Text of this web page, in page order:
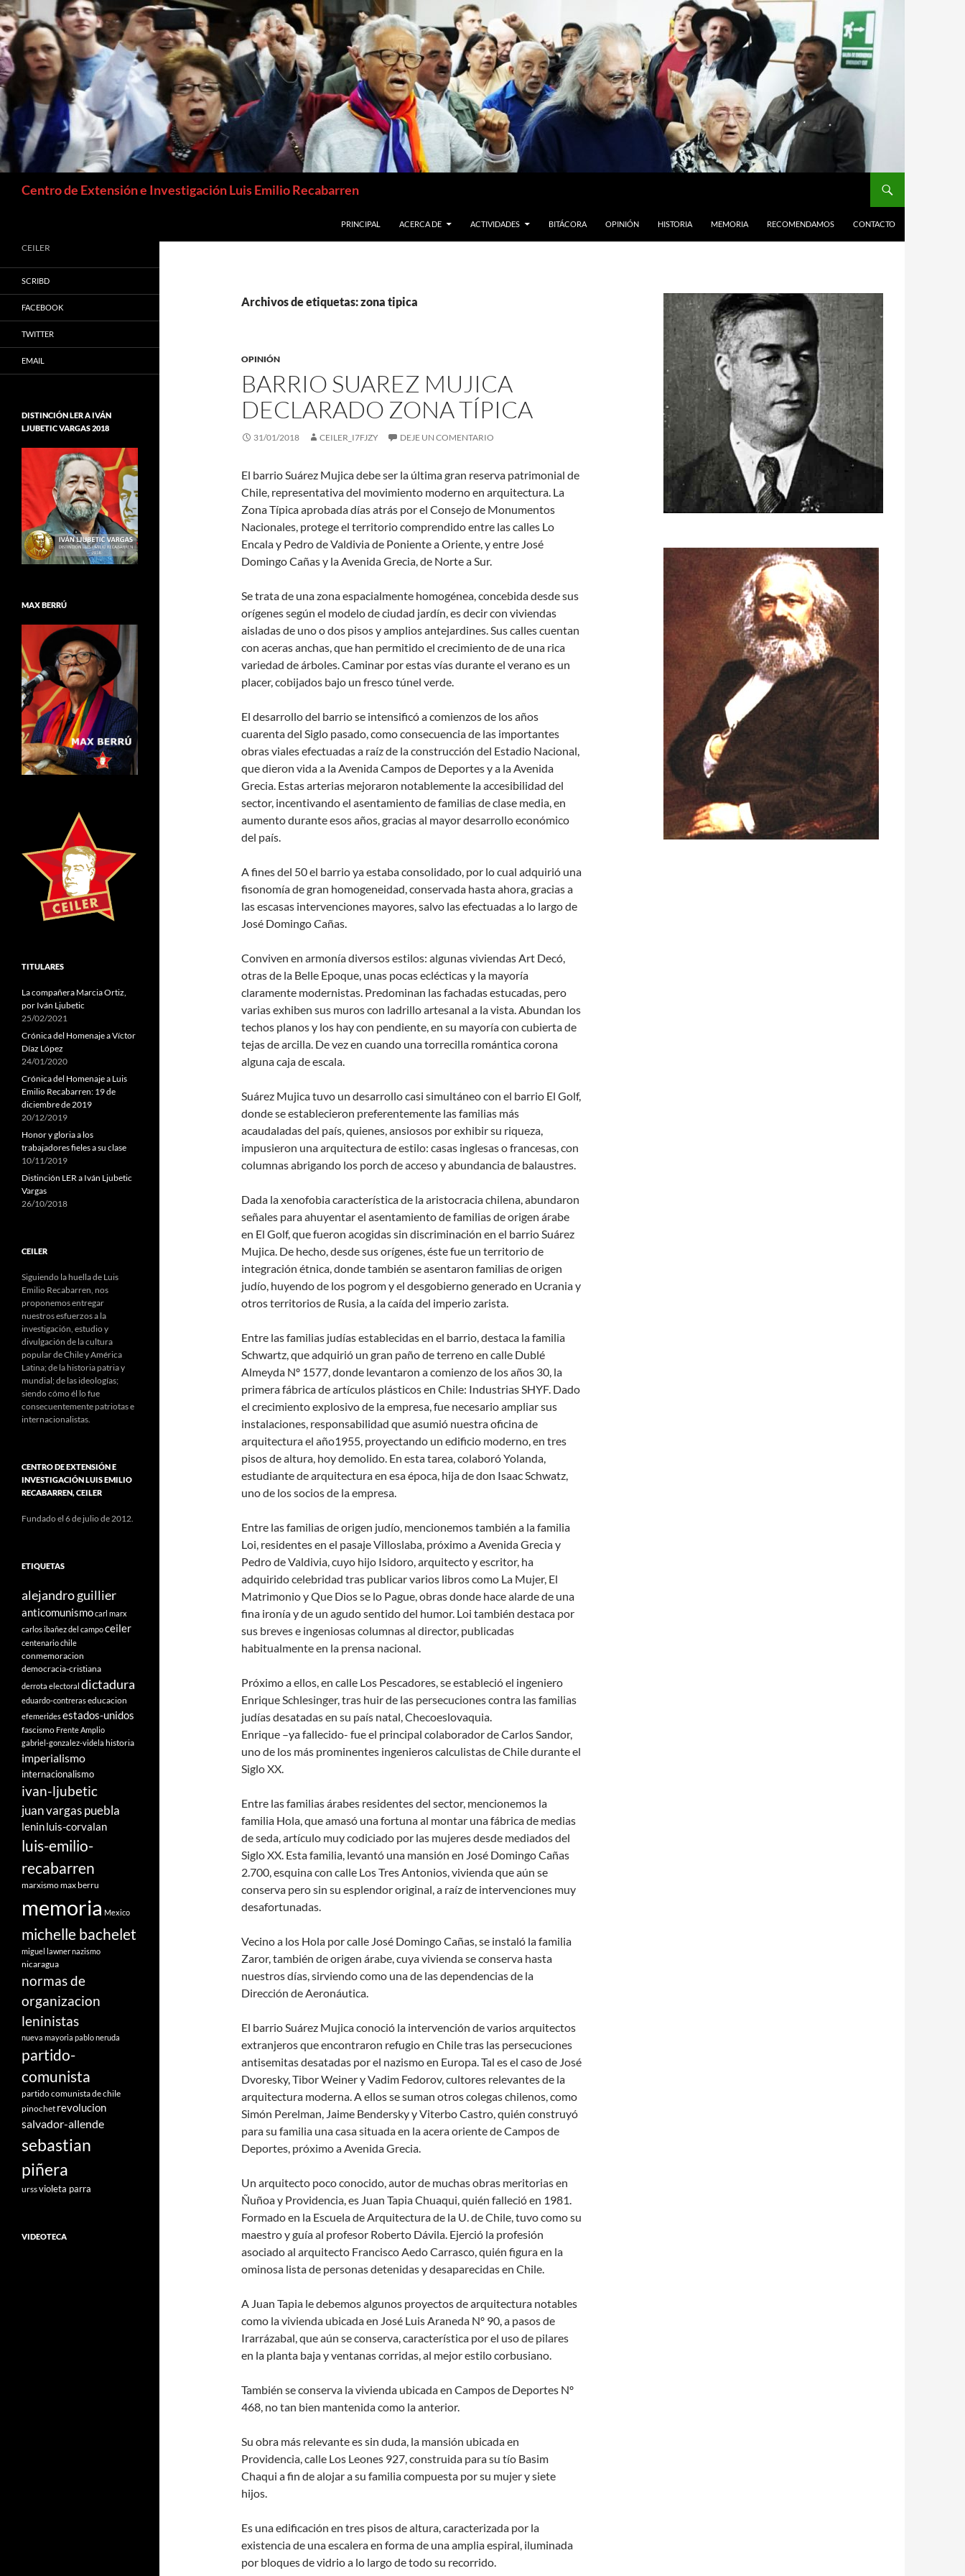
Centro de Extensión e Investigación Luis Emilio Recabarren
PRINCIPAL
ACERCA DE ACTIVIDADES BITÁCORA OPINIÓN HISTORIA MEMORIA RECOMENDAMOS CONTACTO
Archivos de etiquetas: zona tipica
OPINIÓN
BARRIO SUAREZ MUJICA
DECLARADO ZONA TÍPICA
31/01/2018 CEILER_I7FJZY DEJE UN COMENTARIO
El barrio Suárez Mujica debe ser la última gran reserva patrimonial de
Chile, representativa del movimiento moderno en arquitectura. La
Zona Típica aprobada días atrás por el Consejo de Monumentos
Nacionales, protege el territorio comprendido entre las calles Lo
Encala y Pedro de Valdivia de Poniente a Oriente, y entre José
Domingo Cañas y la Avenida Grecia, de Norte a Sur.
Se trata de una zona espacialmente homogénea, concebida desde sus
orígenes según el modelo de ciudad jardín, es decir con viviendas
aisladas de uno o dos pisos y amplios antejardines. Sus calles cuentan
con aceras anchas, que han permitido el crecimiento de de una rica
variedad de árboles. Caminar por estas vías durante el verano es un
placer, cobijados bajo un fresco túnel verde.
El desarrollo del barrio se intensificó a comienzos de los años
cuarenta del Siglo pasado, como consecuencia de las importantes
obras viales efectuadas a raíz de la construcción del Estadio Nacional,
que dieron vida a la Avenida Campos de Deportes y a la Avenida
Grecia. Estas arterias mejoraron notablemente la accesibilidad del
sector, incentivando el asentamiento de familias de clase media, en
aumento durante esos años, gracias al mayor desarrollo económico
del país.
A fines del 50 el barrio ya estaba consolidado, por lo cual adquirió una
fisonomía de gran homogeneidad, conservada hasta ahora, gracias a
las escasas intervenciones mayores, salvo las efectuadas a lo largo de
José Domingo Cañas.
Conviven en armonía diversos estilos: algunas viviendas Art Decó,
otras de la Belle Epoque, unas pocas eclécticas y la mayoría
claramente modernistas. Predominan las fachadas estucadas, pero
varias exhiben sus muros con ladrillo artesanal a la vista. Abundan los
techos planos y los hay con pendiente, en su mayoría con cubierta de
tejas de arcilla. De vez en cuando una torrecilla romántica corona
alguna caja de escala.
Suárez Mujica tuvo un desarrollo casi simultáneo con el barrio El Golf,
donde se establecieron preferentemente las familias más
acaudaladas del país, quienes, ansiosos por exhibir su riqueza,
impusieron una arquitectura de estilo: casas inglesas o francesas, con
columnas abrigando los porch de acceso y abundancia de balaustres.
Dada la xenofobia característica de la aristocracia chilena, abundaron
señales para ahuyentar el asentamiento de familias de origen árabe
en El Golf, que fueron acogidas sin discriminación en el barrio Suárez
Mujica. De hecho, desde sus orígenes, éste fue un territorio de
integración étnica, donde también se asentaron familias de origen
judío, huyendo de los pogrom y el desgobierno generado en Ucrania y
otros territorios de Rusia, a la caída del imperio zarista.
Entre las familias judías establecidas en el barrio, destaca la familia
Schwartz, que adquirió un gran paño de terreno en calle Dublé
Almeyda Nº 1577, donde levantaron a comienzo de los años 30, la
primera fábrica de artículos plásticos en Chile: Industrias SHYF. Dado
el crecimiento explosivo de la empresa, fue necesario ampliar sus
instalaciones, responsabilidad que asumió nuestra oficina de
arquitectura el año1955, proyectando un edificio moderno, en tres
pisos de altura, hoy demolido. En esta tarea, colaboró Yolanda,
estudiante de arquitectura en esa época, hija de don Isaac Schwatz,
uno de los socios de la empresa.
Entre las familias de origen judío, mencionemos también a la familia
Loi, residentes en el pasaje Villoslaba, próximo a Avenida Grecia y
Pedro de Valdivia, cuyo hijo Isidoro, arquitecto y escritor, ha
adquirido celebridad tras publicar varios libros como La Mujer, El
Matrimonio y Que Dios se lo Pague, obras donde hace alarde de una
fina ironía y de un agudo sentido del humor. Loi también destaca por
sus breves e ingeniosas columnas al director, publicadas
habitualmente en la prensa nacional.
Próximo a ellos, en calle Los Pescadores, se estableció el ingeniero
Enrique Schlesinger, tras huir de las persecuciones contra las familias
judías desatadas en su país natal, Checoeslovaquia.
Enrique –ya fallecido- fue el principal colaborador de Carlos Sandor,
uno de los más prominentes ingenieros calculistas de Chile durante el
Siglo XX.
Entre las familias árabes residentes del sector, mencionemos la
familia Hola, que amasó una fortuna al montar una fábrica de medias
de seda, artículo muy codiciado por las mujeres desde mediados del
Siglo XX. Esta familia, levantó una mansión en José Domingo Cañas
2.700, esquina con calle Los Tres Antonios, vivienda que aún se
conserva pero sin su esplendor original, a raíz de intervenciones muy
desafortunadas.
Vecino a los Hola por calle José Domingo Cañas, se instaló la familia
Zaror, también de origen árabe, cuya vivienda se conserva hasta
nuestros días, sirviendo como una de las dependencias de la
Dirección de Aeronáutica.
El barrio Suárez Mujica conoció la intervención de varios arquitectos
extranjeros que encontraron refugio en Chile tras las persecuciones
antisemitas desatadas por el nazismo en Europa. Tal es el caso de José
Dvoresky, Tibor Weiner y Vadim Fedorov, cultores relevantes de la
arquitectura moderna. A ellos se suman otros colegas chilenos, como
Simón Perelman, Jaime Bendersky y Viterbo Castro, quién construyó
para su familia una casa situada en la acera oriente de Campos de
Deportes, próximo a Avenida Grecia.
Un arquitecto poco conocido, autor de muchas obras meritorias en
Ñuñoa y Providencia, es Juan Tapia Chuaqui, quién falleció en 1981.
Formado en la Escuela de Arquitectura de la U. de Chile, tuvo como su
maestro y guía al profesor Roberto Dávila. Ejerció la profesión
asociado al arquitecto Francisco Aedo Carrasco, quién figura en la
ominosa lista de personas detenidas y desaparecidas en Chile.
A Juan Tapia le debemos algunos proyectos de arquitectura notables
como la vivienda ubicada en José Luis Araneda Nº 90, a pasos de
Irarrázabal, que aún se conserva, característica por el uso de pilares
en la planta baja y ventanas corridas, al mejor estilo corbusiano.
También se conserva la vivienda ubicada en Campos de Deportes Nº
468, no tan bien mantenida como la anterior.
Su obra más relevante es sin duda, la mansión ubicada en
Providencia, calle Los Leones 927, construida para su tío Basim
Chaqui a fin de alojar a su familia compuesta por su mujer y siete
hijos.
Es una edificación en tres pisos de altura, caracterizada por la
existencia de una escalera en forma de una amplia espiral, iluminada
por bloques de vidrio a lo largo de todo su recorrido.
CEILER
SCRIBD
FACEBOOK
TWITTER
EMAIL
DISTINCIÓN LER A IVÁN
LJUBETIC VARGAS 2018
MAX BERRÚ
TITULARES
La compañera Marcia Ortiz,
por Iván Ljubetic
25/02/2021
Crónica del Homenaje a Víctor
Díaz López
24/01/2020
Crónica del Homenaje a Luis
Emilio Recabarren: 19 de
diciembre de 2019
20/12/2019
Honor y gloria a los
trabajadores fieles a su clase
10/11/2019
Distinción LER a Iván Ljubetic
Vargas
26/10/2018
CEILER
Siguiendo la huella de Luis
Emilio Recabarren, nos
proponemos entregar
nuestros esfuerzos a la
investigación, estudio y
divulgación de la cultura
popular de Chile y América
Latina; de la historia patria y
mundial; de las ideologías;
siendo cómo él lo fue
consecuentemente patriotas e
internacionalistas.
CENTRO DE EXTENSIÓN E
INVESTIGACIÓN LUIS EMILIO
RECABARREN, CEILER
Fundado el 6 de julio de 2012.
ETIQUETAS
alejandro guillier
anticomunismocarl marx
carlos ibañez del campoceiler
centenariochile
conmemoracion
democracia-cristiana
derrota electoral dictadura
eduardo-contreraseducacion
efemeridesestados-unidos
fascismo Frente Amplio
gabriel-gonzalez-videla historia
imperialismo
internacionalismo
ivan-ljubetic
juan vargas puebla
leninluis-corvalan
luis-emilio-
recabarren
marxismomax berru
memoria Mexico
michelle bachelet
miguel lawnernazismo
nicaragua
normas de
organizacion
leninistas
nueva mayoria pablo neruda
partido-
comunista
partido comunista de chile
pinochet revolucion
salvador-allende
sebastian
piñera
urssvioleta parra
VIDEOTECA